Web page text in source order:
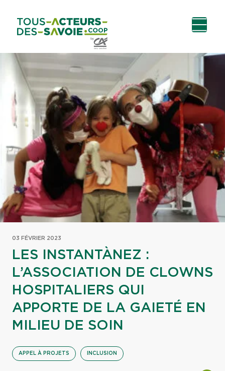
contenu
principal
03 FÉVRIER 2023
LES INSTANTÀNEZ :
L’ASSOCIATION DE CLOWNS
HOSPITALIERS QUI
APPORTE DE LA GAIETÉ EN
MILIEU DE SOIN
APPEL À PROJETS INCLUSION